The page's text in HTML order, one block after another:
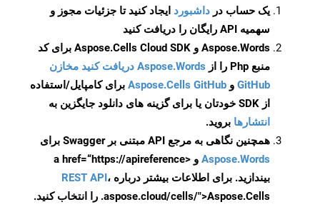
یک حساب در داشبورد ایجاد کنید تا جزئیات مجوز و
سهمیه API رایگان را دریافت کنید
Aspose.Words و Aspose.Cells Cloud SDK برای کد
منبع Php را از
Aspose.Words دریافت کنید مخازن
GitHub و Aspose.Cells GitHub برای کامپایل/استفاده
از SDK خودتان یا برای گزینه های دانلود جایگزین به
انتشارها بروید.
همچنین نگاهی به مرجع API مبتنی بر Swagger برای
Aspose.Words
و <a href=“https://apireference
بیندازید. برای اطلاعات بیشتر درباره REST API،
.aspose.cloud/cells/">Aspose.Cells را انتخاب کنید.